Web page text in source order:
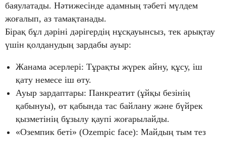
баяулатады. Нәтижесінде адамның тәбеті мүлдем
жоғалып, аз тамақтанады.
Бірақ бұл дәріні дәрігердің нұсқауынсыз, тек арықтау
үшін қолданудың зардабы ауыр:
Жанама әсерлері: Тұрақты жүрек айну, құсу, іш
қату немесе іш өту.
Ауыр зардаптары: Панкреатит (ұйқы безінің
қабынуы), өт қабында тас байлану және бүйрек
қызметінің бұзылу қаупі жоғарылайды.
«Оземпик беті» (Ozempic face): Майдың тым тез